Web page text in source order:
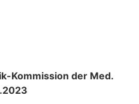
Kommission der Med.